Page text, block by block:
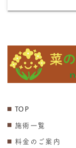
TOP
施術一覧
料金のご案内